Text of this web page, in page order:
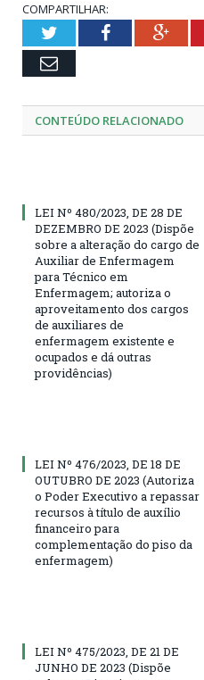
COMPARTILHAR:
TwitterFacebook
Email
CONTEÚDO RELACIONADO
LEI Nº 480/2023, DE 28 DE
DEZEMBRO DE 2023 (Dispõe
sobre a alteração do cargo de
Auxiliar de Enfermagem
para Técnico em
Enfermagem; autoriza o
aproveitamento dos cargos
de auxiliares de
enfermagem existente e
ocupados e dá outras
providências)
LEI Nº 476/2023, DE 18 DE
OUTUBRO DE 2023 (Autoriza
o Poder Executivo a repassar
recursos à título de auxílio
financeiro para
complementação do piso da
enfermagem)
LEI Nº 475/2023, DE 21 DE
JUNHO DE 2023 (Dispõe